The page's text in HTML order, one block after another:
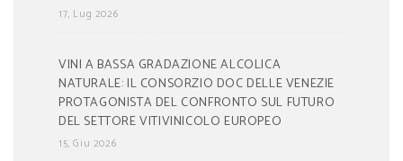
17, Lug 2026
VINI A BASSA GRADAZIONE ALCOLICA
NATURALE: IL CONSORZIO DOC DELLE VENEZIE
PROTAGONISTA DEL CONFRONTO SUL FUTURO
DEL SETTORE VITIVINICOLO EUROPEO
15, Giu 2026